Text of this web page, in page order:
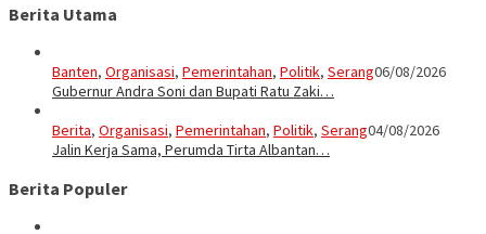
Berita Utama
Banten, Organisasi, Pemerintahan, Politik, Serang06/08/2026
Gubernur Andra Soni dan Bupati Ratu Zaki…
Berita, Organisasi, Pemerintahan, Politik, Serang04/08/2026
Jalin Kerja Sama, Perumda Tirta Albantan…
Berita Populer